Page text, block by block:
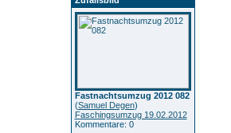
Fastnachtsumzug 2012 082
(Samuel Degen)
Faschingsumzug 19.02.2012
Kommentare: 0